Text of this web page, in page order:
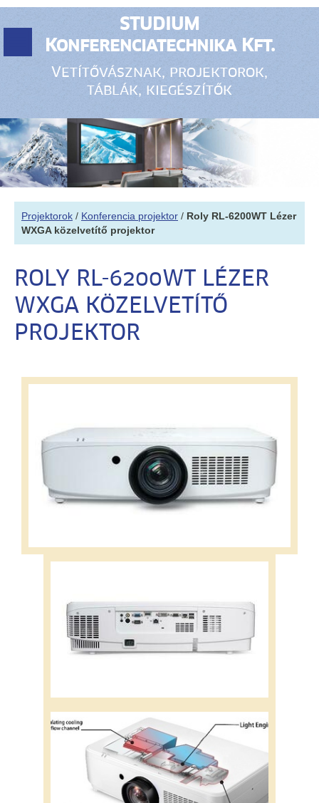
STUDIUM
Konferenciatechnika Kft.
Vetítővásznak, projektorok,
táblák, kiegészítők
Projektorok / Konferencia projektor / Roly RL-6200WT Lézer
WXGA közelvetítő projektor
ROLY RL-6200WT LÉZER
WXGA KÖZELVETÍTŐ
PROJEKTOR